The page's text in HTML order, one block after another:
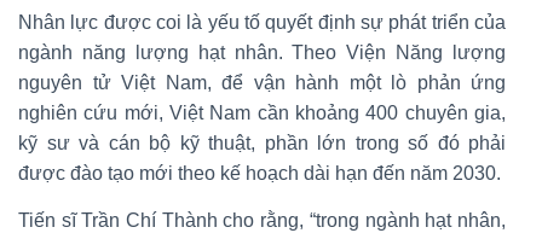
Nhân lực được coi là yếu tố quyết định sự phát triển của
ngành năng lượng hạt nhân. Theo Viện Năng lượng
nguyên tử Việt Nam, để vận hành một lò phản ứng
nghiên cứu mới, Việt Nam cần khoảng 400 chuyên gia,
kỹ sư và cán bộ kỹ thuật, phần lớn trong số đó phải
được đào tạo mới theo kế hoạch dài hạn đến năm 2030.
Tiến sĩ Trần Chí Thành cho rằng, “trong ngành hạt nhân,